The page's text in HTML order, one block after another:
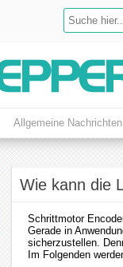
Allgemeine Nachrichten
Wie kann die
Schrittmotor
Gerade in
sicherzustellen.
Im Folgenden